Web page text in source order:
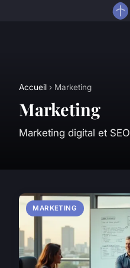
Accueil › Marketing
Marketing
Marketing digital et SEO
MARKETING